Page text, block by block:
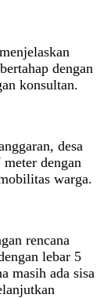
dengan
konsultan.
desa
meter dengan
warga.
rencana
lebar 5
masih ada sisa